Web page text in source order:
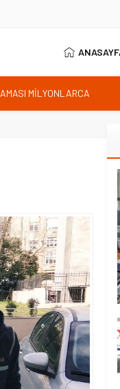
MİLYONLARCA
tepkilerini gösterdi
KEKLİK ‘teşekķür